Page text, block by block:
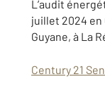
L’audit
juillet 2024 en
Guyane, à La
Century 21